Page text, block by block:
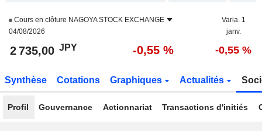
Cours en clôture NAGOYA STOCK EXCHANGE
04/08/2026
Varia. 1
janv.
2 735,00 JPY -0,55 % -0,55 %
Synthèse Cotations Graphiques Actualités
Profil Gouvernance Actionnariat Transactions d'initiés